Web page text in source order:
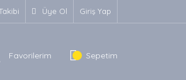
Üye Ol Giriş Yap
Favorilerim Sepetim